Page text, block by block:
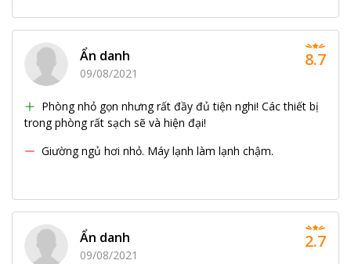
Ẩn danh
09/08/2021
Phòng nhỏ gọn nhưng rất đầy đủ tiện nghi! Các thiết bị
trong phòng rất sạch sẽ và hiện đại!
Giường ngủ hơi nhỏ. Máy lạnh làm lạnh chậm.
8.7
Ẩn danh
09/08/2021
2.7